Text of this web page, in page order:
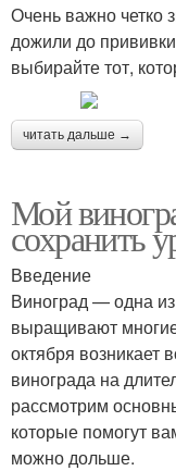
Очень важно четко
дожили до
выбирайте тот,
читать дальше →
Мой
сохранить
Введение
Виноград — одна
выращивают
октября возникает
винограда на
рассмотрим
которые помогут
можно дольше.